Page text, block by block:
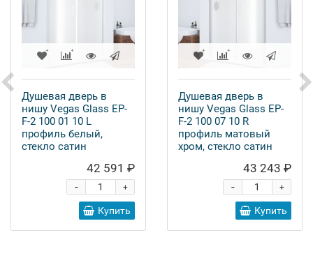
Душевая дверь в
нишу Vegas Glass EP-
F-2 100 01 10 L
профиль белый,
стекло сатин
42 591 ₽
+
-
Купить
Душевая дверь в
нишу Vegas Glass EP-
F-2 100 07 10 R
профиль матовый
хром, стекло сатин
43 243 ₽
+
-
Купить